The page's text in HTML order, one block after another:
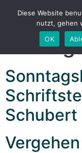
Schubert
Vergehen
Diese Website
nutzt, gehen
OK